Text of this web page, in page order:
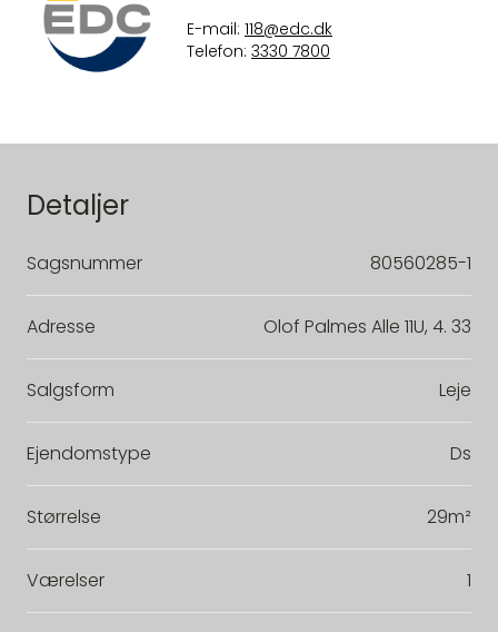
E-mail: 118@edc.dk
Telefon: 3330 7800
Detaljer
Sagsnummer 80560285-1
Adresse Olof Palmes Alle 11U, 4. 33
Salgsform Leje
Ejendomstype Ds
Størrelse 29m²
Værelser 1